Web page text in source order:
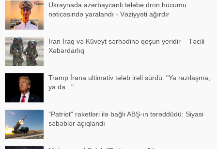
Ukraynada azərbaycanlı tələbə dron hücumu
nəticəsində yaralandı - Vəziyyəti ağırdır
İran İraq və Küveyt sərhədinə qoşun yeridir – Təcili
Xəbərdarlıq
Tramp İrana ultimativ tələb irəli sürdü: "Ya razılaşma,
ya da..."
"Patriot" raketləri ilə bağlı ABŞ-ın tərəddüdü: Siyasi
səbəblər açıqlandı